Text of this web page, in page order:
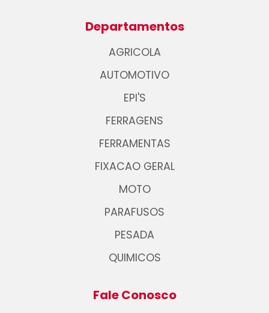
Departamentos
AGRICOLA
AUTOMOTIVO
EPI'S
FERRAGENS
FERRAMENTAS
FIXACAO GERAL
MOTO
PARAFUSOS
PESADA
QUIMICOS
Fale Conosco